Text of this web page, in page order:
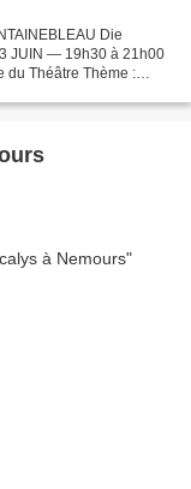
Die
JUIN — 19h30 à 21h00
du Théâtre Thème :